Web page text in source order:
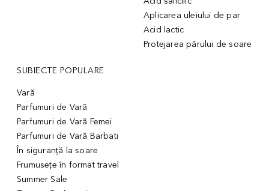
Aplicarea uleiului de par
Acid lactic
Protejarea părului de soare
SUBIECTE POPULARE
Vară
Parfumuri de Vară
Parfumuri de Vară Femei
Parfumuri de Vară Barbati
În siguranță la soare
Frumusețe în format travel
Summer Sale